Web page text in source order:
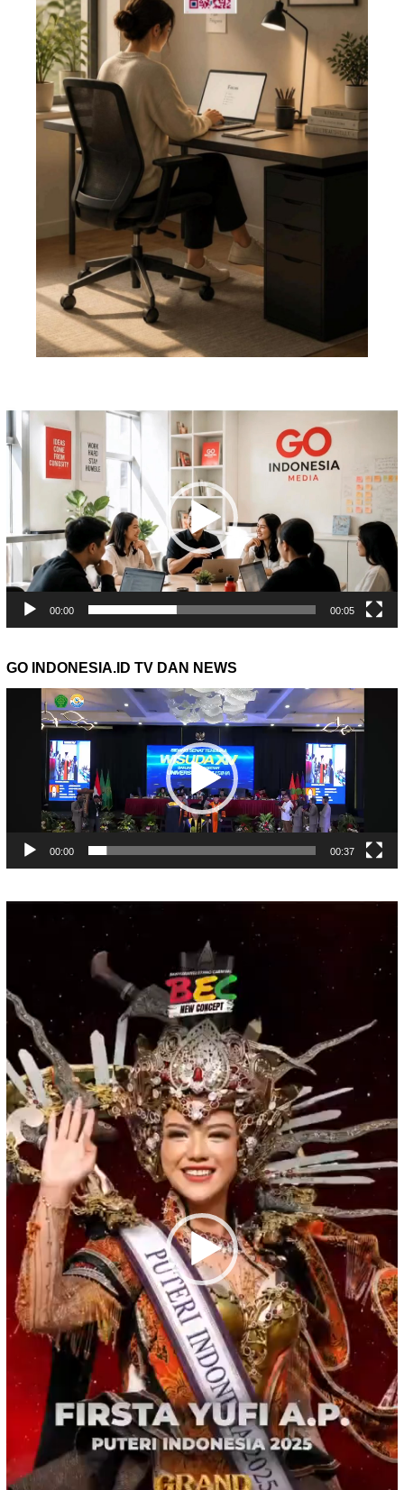
Pemutar
Video
00:00 00:05
GO INDONESIA.ID TV DAN NEWS
Pemutar
00:00 00:37